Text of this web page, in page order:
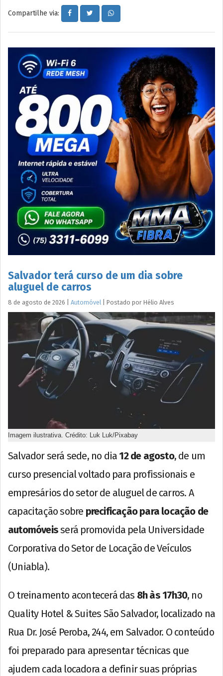
Compartilhe via:
Salvador terá curso de um dia sobre
aluguel de carros
8 de agosto de 2026 Automóvel Postado por Hélio Alves
Imagem ilustrativa. Crédito: Luk Luk/Pixabay
Salvador será sede, no dia 12 de agosto, de um
curso presencial voltado para profissionais e
empresários do setor de aluguel de carros. A
capacitação sobre precificação para locação de
automóveisserá promovida pela Universidade
Corporativa do Setor de Locação de Veículos
(Uniabla).
O treinamento acontecerá das 8h às 17h30, no
Quality Hotel & Suites São Salvador, localizado na
Rua Dr. José Peroba, 244, em Salvador. O conteúdo
foi preparado para apresentar técnicas que
ajudem cada locadora a definir suas próprias